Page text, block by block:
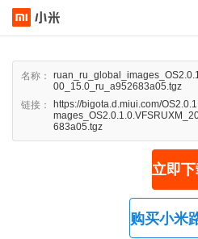
名称：
00_15.0_ru_a952683a05.tgz
链接：
https://bigota.d.miui.com/
683a05.tgz
立即
购买小米